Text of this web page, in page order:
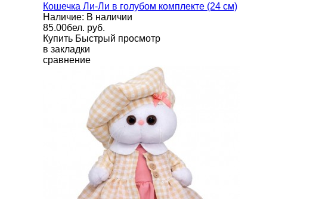
Кошечка Ли-Ли в голубом комплекте (24 см)
Наличие: В наличии
85.00бел. руб.
Купить Быстрый просмотр
в закладки
сравнение